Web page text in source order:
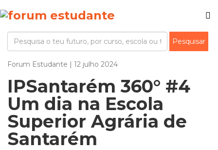
Forum Estudante | 12 julho 2024
IPSantarém 360° #4
Um dia na Escola
Superior Agrária de
Santarém